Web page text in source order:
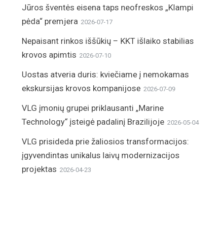
Jūros šventės eisena taps neofreskos „Klampi
pėda“ premjera 2026-07-17
Nepaisant rinkos iššūkių – KKT išlaiko stabilias
krovos apimtis 2026-07-10
Uostas atveria duris: kviečiame į nemokamas
ekskursijas krovos kompanijose 2026-07-09
VLG įmonių grupei priklausanti „Marine
Technology“ įsteigė padalinį Brazilijoje 2026-05-04
VLG prisideda prie žaliosios transformacijos:
įgyvendintas unikalus laivų modernizacijos
projektas 2026-04-23